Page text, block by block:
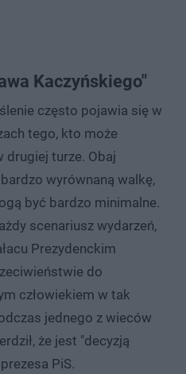
Kaczyńskiego"
często pojawia się w
tego, kto może
drugiej turze. Obaj
wyrównaną walkę,
być bardzo minimalne.
scenariusz wydarzeń,
Prezydenckim
do
człowiekiem w tak
jednego z wieców
że jest "decyzją
PiS.